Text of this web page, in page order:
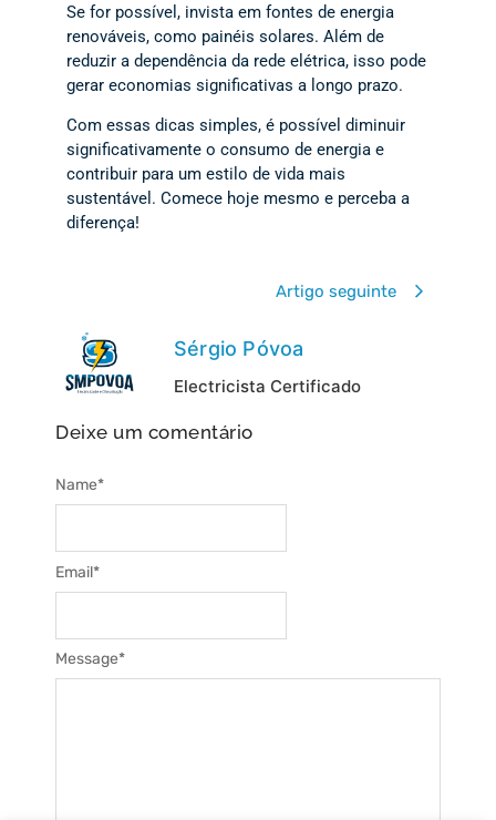
Se for possível, invista em fontes de energia
renováveis, como painéis solares. Além de
reduzir a dependência da rede elétrica, isso pode
gerar economias significativas a longo prazo.
Com essas dicas simples, é possível diminuir
significativamente o consumo de energia e
contribuir para um estilo de vida mais
sustentável. Comece hoje mesmo e perceba a
diferença!
Artigo seguinte
Sérgio Póvoa
Electricista Certificado
Deixe um comentário
Message*
Name*
Email*